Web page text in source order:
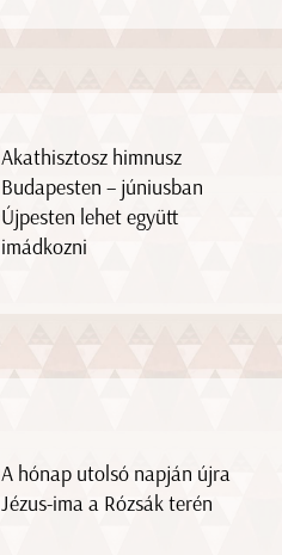
Akathisztosz himnusz
Budapesten – júniusban
Újpesten lehet együtt
imádkozni
A hónap utolsó napján újra
Jézus-ima a Rózsák terén